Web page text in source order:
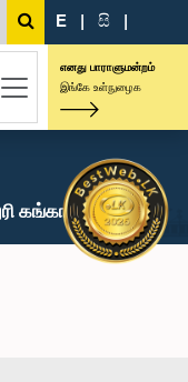
E | සි |
எனது பாராளுமன்றம்
இங்கே உள்நுழைக
கங்கானி, பா.உ.